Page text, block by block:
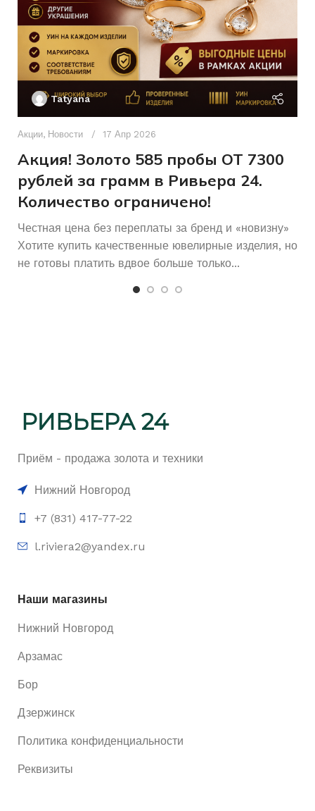
ДЛЯ КОГО Для всех
СОСТОЯНИЕ Б/У
ЦВЕТ МЕТАЛЛА
БРЕНД Без бренда
КОЛИЧЕСТВО КАМНЕЙ
ДЛЯ КОГО Женщинам
Tatyana
Акции, Новости 17 Апр 2026
Акция! Золото 585 пробы ОТ 7300
рублей за грамм в Ривьера 24.
Количество ограничено!
Честная цена без переплаты за бренд и «новизну»
Хотите купить качественные ювелирные изделия, но
не готовы платить вдвое больше только...
Приём - продажа золота и техники
Нижний Новгород
+7 (831) 417-77-22
l.riviera2@yandex.ru
Наши магазины
Нижний Новгород
Арзамас
Бор
Дзержинск
Политика конфиденциальности
Реквизиты